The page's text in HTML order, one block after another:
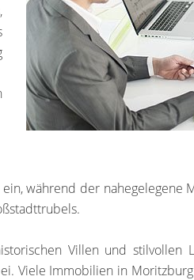
während der
Villen und stilvollen
Viele Immobilien in